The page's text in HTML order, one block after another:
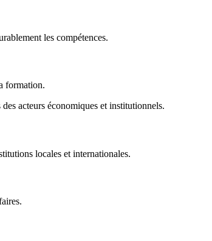
les compétences.
formation.
acteurs économiques et institutionnels.
locales et internationales.